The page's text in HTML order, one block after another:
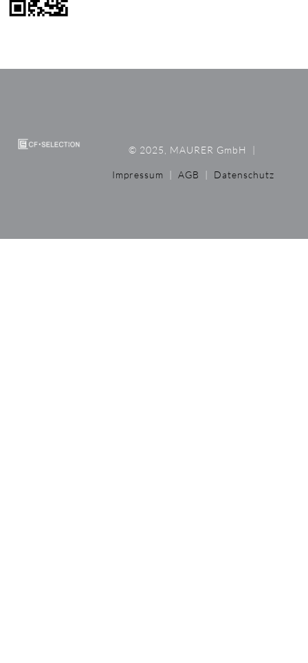
© 2025, MAURER GmbH |
Impressum | AGB | Datenschutz